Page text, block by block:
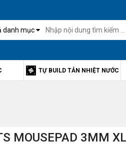
danh mục
TỰ BUILD TẢN NHIỆT NƯỚC
MOUSEPAD 3MM